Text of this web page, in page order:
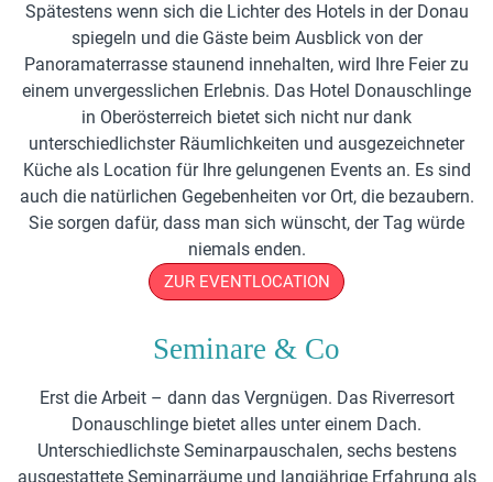
Spätestens wenn sich die Lichter des Hotels in der Donau
spiegeln und die Gäste beim Ausblick von der
Panoramaterrasse staunend innehalten, wird Ihre Feier zu
einem unvergesslichen Erlebnis. Das Hotel Donauschlinge
in Oberösterreich bietet sich nicht nur dank
unterschiedlichster Räumlichkeiten und ausgezeichneter
Küche als Location für Ihre gelungenen Events an. Es sind
auch die natürlichen Gegebenheiten vor Ort, die bezaubern.
Sie sorgen dafür, dass man sich wünscht, der Tag würde
niemals enden.
ZUR EVENTLOCATION
Seminare & Co
Erst die Arbeit – dann das Vergnügen. Das Riverresort
Donauschlinge bietet alles unter einem Dach.
Unterschiedlichste Seminarpauschalen, sechs bestens
ausgestattete Seminarräume und langjährige Erfahrung als